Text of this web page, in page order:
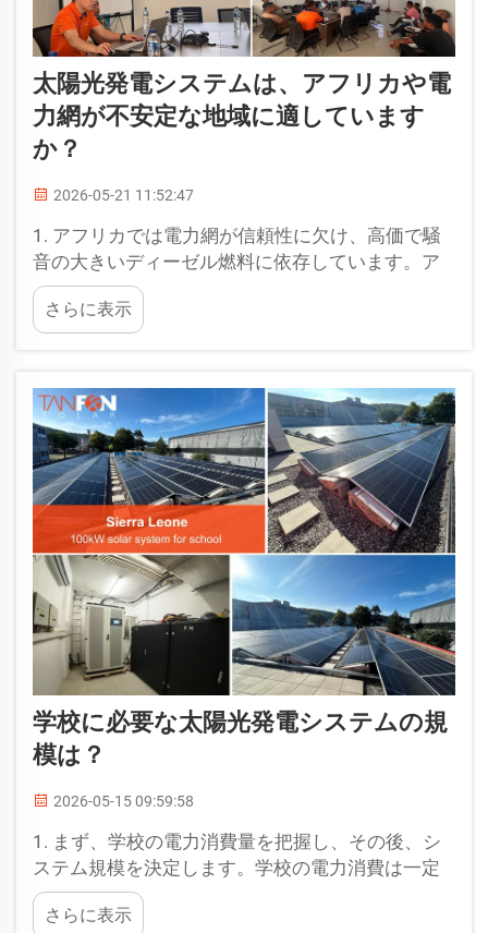
太陽光発電システムは、アフリカや電
力網が不安定な地域に適しています
か？
2026-05-21 11:52:47
1. アフリカでは電力網が信頼性に欠け、高価で騒
音の大きいディーゼル燃料に依存しています。ア
フリカの多くの地域では、毎日数時間にわたり停
電が発生しており、場合によっては10時間に及ぶ
こともあります。また、電圧も不安定です。6億人
さらに表示
学校に必要な太陽光発電システムの規
模は？
2026-05-15 09:59:58
1. まず、学校の電力消費量を把握し、その後、シ
ステム規模を決定します。学校の電力消費は一定
のパターンを示します。すなわち、昼間は教室お
よび学生寮の照明・空調、事務室のパソコン、実
さらに表示